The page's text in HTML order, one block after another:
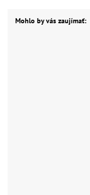
Mohlo by vás zaujímať: